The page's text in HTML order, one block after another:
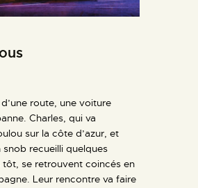
route, une voiture
Charles, qui va
sur la côte d’azur, et
recueilli quelques
tôt, se retrouvent coincés en
Leur rencontre va faire